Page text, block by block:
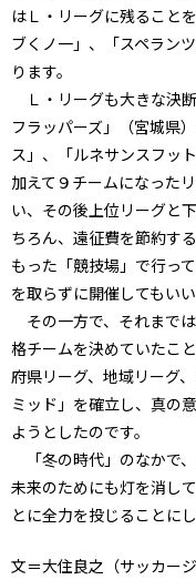
はＬ・リーグに残ること
ブくノ一」、「スペラン
ります。
Ｌ・リーグも大きな決
フラッパーズ」（宮城県
ス」、「ルネサンスフッ
加えて９チームになった
い、その後上位リーグと
ちろん、遠征費を節約す
もった「競技場」で行っ
を取らずに開催してもい
その一方で、それまで
格チームを決めていたこ
府県リーグ、地域リーグ
ミッド」を確立し、真の
ようとしたのです。
「冬の時代」のなかで
未来のためにも灯を消し
とに全力を投じることにし
文＝大住良之（サッカージ